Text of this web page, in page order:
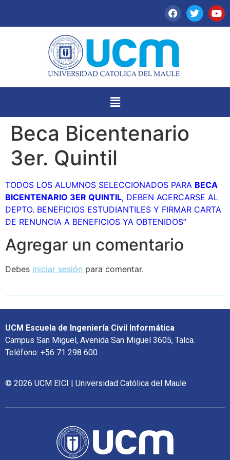
Beca Bicentenario
3er. Quintil
TODOS LOS ALUMNOS SELECCIONADOS PARA BECA
BICENTENARIO 3ER QUINTIL, DEBEN ACERCARSE AL
DEPTO. BENEFICIOS ESTUDIANTILES Y FIRMAR CARTA
DE RENUNCIA A BENEFICIOS YA OBTENIDOS”
Agregar un comentario
Debes iniciar sesión para comentar.
UCM Escuela de Ingeniería Civil Informática
Campus San Miguel, Avenida San Miguel 3605, Talca.
Teléfono: +56 71 298 600
© 2026 UCM EICI | Universidad Católica del Maule